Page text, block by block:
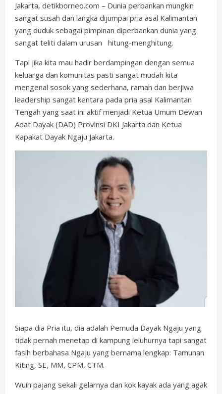
Jakarta, detikborneo.com – Dunia perbankan mungkin
sangat susah dan langka dijumpai pria asal Kalimantan
yang duduk sebagai pimpinan diperbankan dunia yang
sangat teliti dalam urusan hitung-menghitung.
Tapi jika kita mau hadir berdampingan dengan semua
keluarga dan komunitas pasti sangat mudah kita
mengenal sosok yang sederhana, ramah dan berjiwa
leadership sangat kentara pada pria asal Kalimantan
Tengah yang saat ini aktif menjadi Ketua Umum Dewan
Adat Dayak (DAD) Provinsi DKI Jakarta dan Ketua
Kapakat Dayak Ngaju Jakarta.
Siapa dia Pria itu, dia adalah Pemuda Dayak Ngaju yang
tidak pernah menetap di kampung leluhurnya tapi sangat
fasih berbahasa Ngaju yang bernama lengkap: Tamunan
Kiting, SE, MM, CPM, CTM.
Wuih pajang sekali gelarnya dan kok kayak ada yang agak